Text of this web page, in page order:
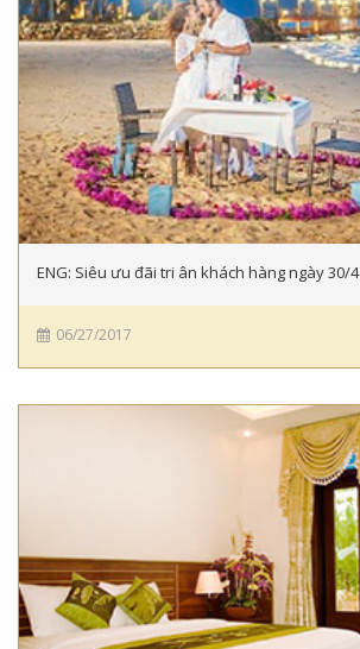
ENG: Siêu ưu đãi tri ân khách hàng ngày 30/4
06/27/2017